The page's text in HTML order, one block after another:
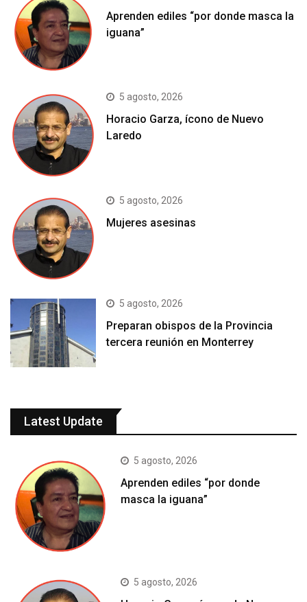
Aprenden ediles “por donde masca la
iguana”
5 agosto, 2026
Horacio Garza, ícono de Nuevo
Laredo
5 agosto, 2026
Mujeres asesinas
5 agosto, 2026
Preparan obispos de la Provincia
tercera reunión en Monterrey
Latest Update
5 agosto, 2026
Aprenden ediles “por donde
masca la iguana”
5 agosto, 2026